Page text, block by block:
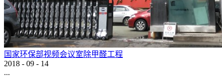
国家环保部视频会议室除甲醛工程
2018 - 09 - 14
...